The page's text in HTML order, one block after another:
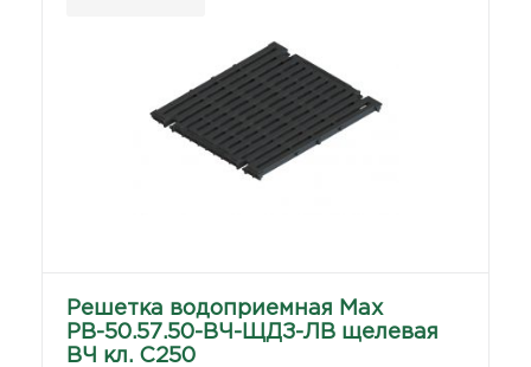
Решетка водоприемная Max
РВ-50.57.50-ВЧ-ЩДЗ-ЛВ щелевая
ВЧ кл. C250